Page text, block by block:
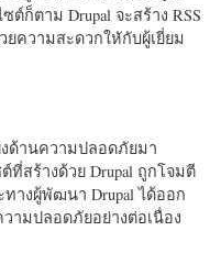
ก็ตาม Drupal จะสร้าง RSS
ความสะดวกใหักับผู้เยี่ยม
งด้านความปลอดภัยมา
ที่สร้างด้วย Drupal ถูกโจมตี
างผู้พัฒนา Drupal ได้ออก
ามปลอดภัยอย่างต่อเนื่อง